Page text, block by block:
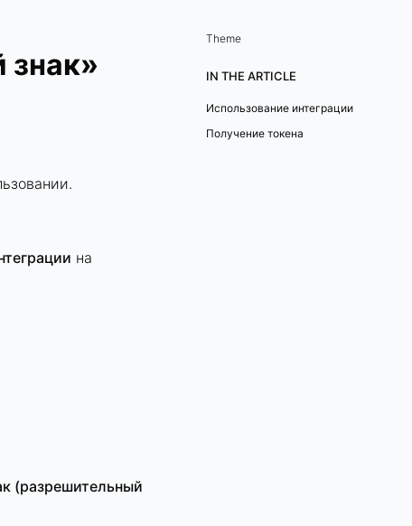
знак»
на
(разрешительный
Theme
IN THE ARTICLE
Использование интеграции
Получение токена